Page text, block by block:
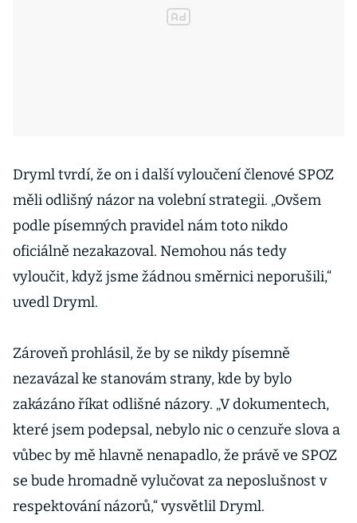
Dryml tvrdí, že on i další vyloučení členové SPOZ
měli odlišný názor na volební strategii. „Ovšem
podle písemných pravidel nám toto nikdo
oficiálně nezakazoval. Nemohou nás tedy
vyloučit, když jsme žádnou směrnici neporušili,“
uvedl Dryml.
Zároveň prohlásil, že by se nikdy písemně
nezavázal ke stanovám strany, kde by bylo
zakázáno říkat odlišné názory. „V dokumentech,
které jsem podepsal, nebylo nic o cenzuře slova a
vůbec by mě hlavně nenapadlo, že právě ve SPOZ
se bude hromadně vylučovat za neposlušnost v
respektování názorů,“ vysvětlil Dryml.